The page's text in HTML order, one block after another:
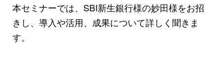
本セミナーでは、SBI新生銀行様の妙田様をお招
きし、導入や活用、成果について詳しく聞きま
す。